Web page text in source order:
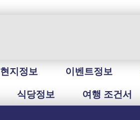
현지정보 이벤트정보
식당정보
여행 조건서